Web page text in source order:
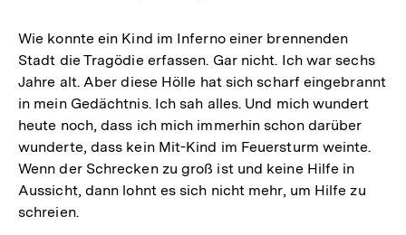
Wie konnte ein Kind im Inferno einer brennenden
Stadt die Tragödie erfassen. Gar nicht. Ich war sechs
Jahre alt. Aber diese Hölle hat sich scharf eingebrannt
in mein Gedächtnis. Ich sah alles. Und mich wundert
heute noch, dass ich mich immerhin schon darüber
wunderte, dass kein Mit-Kind im Feuersturm weinte.
Wenn der Schrecken zu groß ist und keine Hilfe in
Aussicht, dann lohnt es sich nicht mehr, um Hilfe zu
schreien.